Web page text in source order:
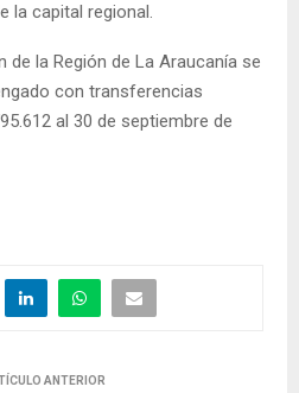
la capital regional.
de la Región de La Araucanía se
con transferencias
al 30 de septiembre de
ANTERIOR